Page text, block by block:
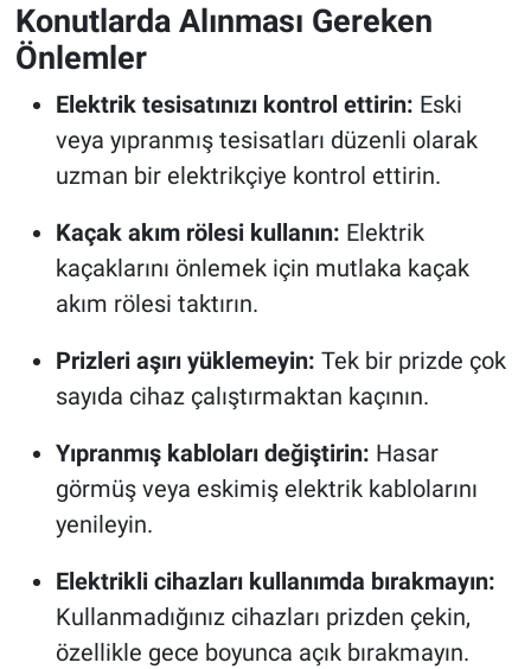
Konutlarda Alınması Gereken
Önlemler
Elektrik tesisatınızı kontrol ettirin: Eski
veya yıpranmış tesisatları düzenli olarak
uzman bir elektrikçiye kontrol ettirin.
Kaçak akım rölesi kullanın: Elektrik
kaçaklarını önlemek için mutlaka kaçak
akım rölesi taktırın.
Prizleri aşırı yüklemeyin: Tek bir prizde çok
sayıda cihaz çalıştırmaktan kaçının.
Yıpranmış kabloları değiştirin: Hasar
görmüş veya eskimiş elektrik kablolarını
yenileyin.
Elektrikli cihazları kullanımda bırakmayın:
Kullanmadığınız cihazları prizden çekin,
özellikle gece boyunca açık bırakmayın.